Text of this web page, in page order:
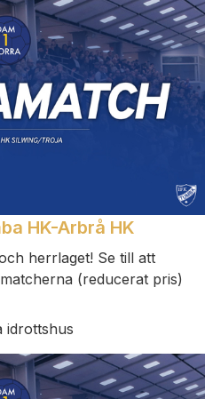
HK-Arbrå HK
herrlaget! Se till att
(reducerat pris)
idrottshus